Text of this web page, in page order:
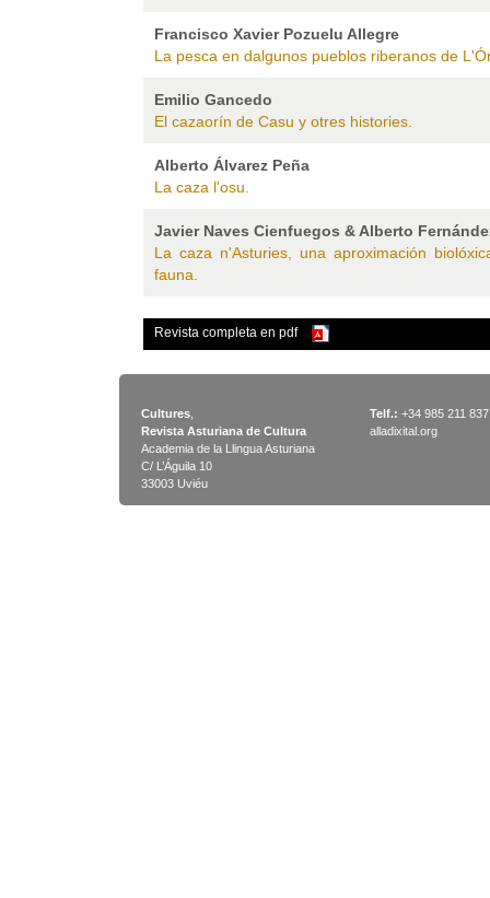
Francisco Xavier Pozuelu Allegre
La pesca en dalgunos pueblos riberanos de
Emilio Gancedo
El cazaorín de Casu y otres histories.
Alberto Álvarez Peña
La caza l'osu.
Javier Naves Cienfuegos & Alberto
La caza n'Asturies, una aproximación
fauna.
Revista completa en pdf
Cultures
Revista Asturiana de Cultura
Academia de la Llingua Asturiana
C/ L’Águila 10
33003 Uviéu
Telf.: +34 985 211 837
alladixital.org